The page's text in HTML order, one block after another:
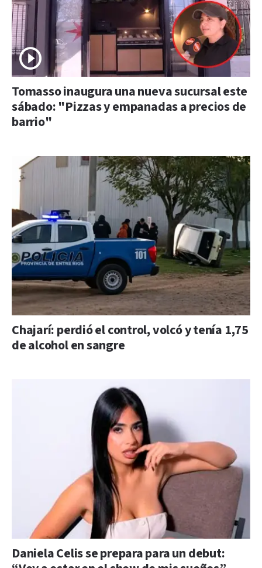
Tomasso inaugura una nueva sucursal este
sábado: "Pizzas y empanadas a precios de
barrio"
Chajarí: perdió el control, volcó y tenía 1,75
de alcohol en sangre
Daniela Celis se prepara para un debut: